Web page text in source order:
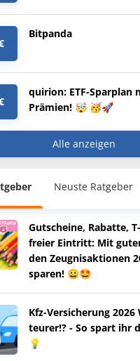
Bitpanda
quirion: ETF-Sparplan
Prämien! 🤯 🥳🚀
Alle anzeigen
Neuste Ratgeber
Gutscheine, Rabatte,
freier Eintritt: Mit
den Zeugnisaktionen
sparen! 😀🤩
Kfz-Versicherung 2026
teurer!? - So spart ihr
💡